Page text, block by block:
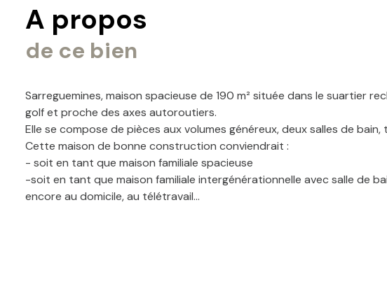
A propos
de ce bien
Sarreguemines, maison spacieuse de 190 m² située dans le suartier
golf et proche des axes autoroutiers.
Elle se compose de pièces aux volumes généreux, deux salles de
Cette maison de bonne construction conviendrait :
- soit en tant que maison familiale spacieuse
-soit en tant que maison familiale intergénérationnelle avec salle de
encore au domicile, au télétravail...
Maison parfaite pour un projet familial ou/et un investissement locatif.
La maison repose sur une vaste cave compartimentée offrant un